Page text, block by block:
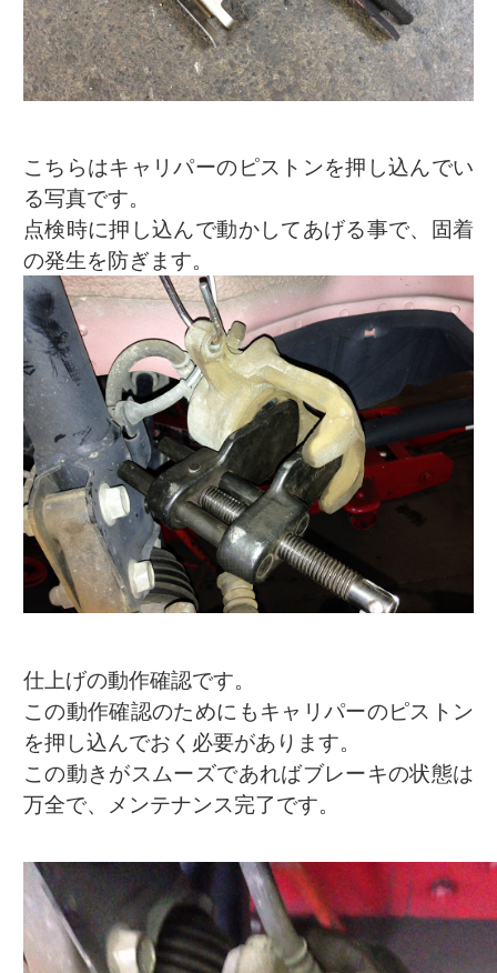
こちらはキャリパーのピストンを押し込んでい
る写真です。
点検時に押し込んで動かしてあげる事で、固着
の発生を防ぎます。
仕上げの動作確認です。
この動作確認のためにもキャリパーのピストン
を押し込んでおく必要があります。
この動きがスムーズであればブレーキの状態は
万全で、メンテナンス完了です。